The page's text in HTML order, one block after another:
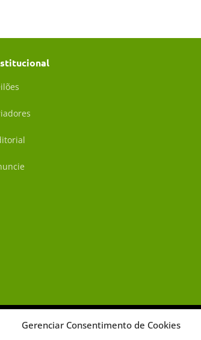
Gerenciar Consentimento de Cookies